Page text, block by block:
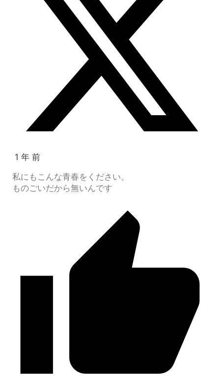
1 年 前
私にもこんな青春をください。
ものごいだから無いんです